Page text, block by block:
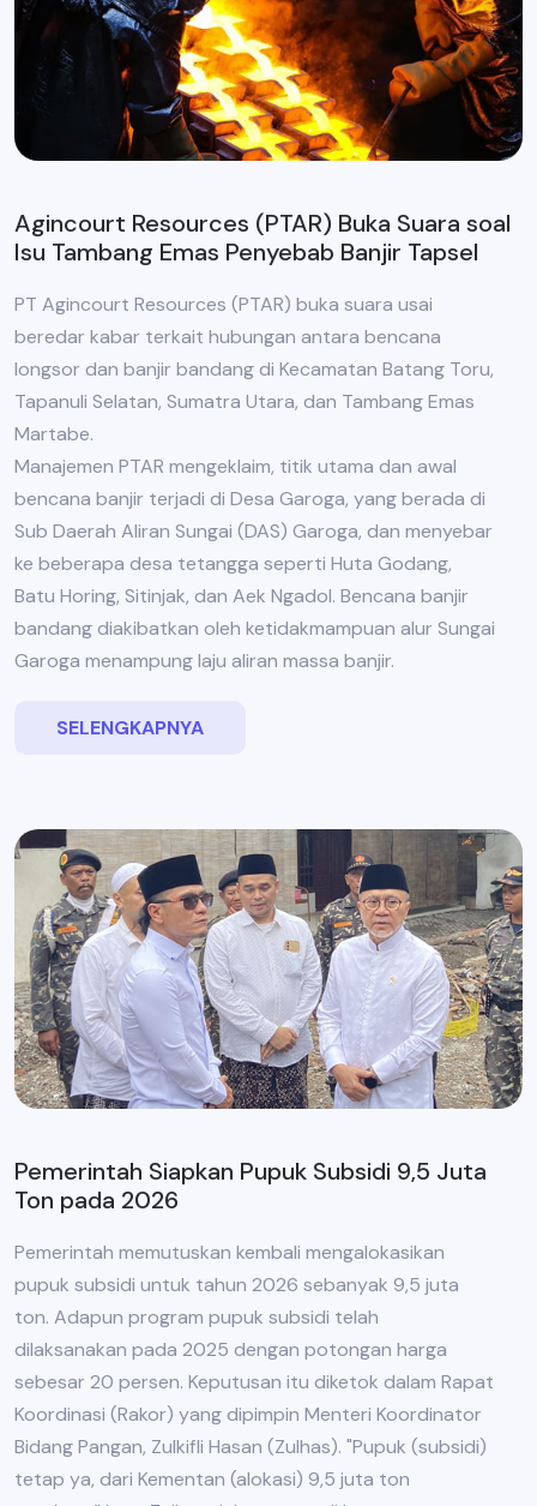
Agincourt Resources (PTAR) Buka Suara soal
Isu Tambang Emas Penyebab Banjir Tapsel
PT Agincourt Resources (PTAR) buka suara usai
beredar kabar terkait hubungan antara bencana
longsor dan banjir bandang di Kecamatan Batang Toru,
Tapanuli Selatan, Sumatra Utara, dan Tambang Emas
Martabe.
Manajemen PTAR mengeklaim, titik utama dan awal
bencana banjir terjadi di Desa Garoga, yang berada di
Sub Daerah Aliran Sungai (DAS) Garoga, dan menyebar
ke beberapa desa tetangga seperti Huta Godang,
Batu Horing, Sitinjak, dan Aek Ngadol. Bencana banjir
bandang diakibatkan oleh ketidakmampuan alur Sungai
Garoga menampung laju aliran massa banjir.
SELENGKAPNYA
Pemerintah Siapkan Pupuk Subsidi 9,5 Juta
Ton pada 2026
Pemerintah memutuskan kembali mengalokasikan
pupuk subsidi untuk tahun 2026 sebanyak 9,5 juta
ton. Adapun program pupuk subsidi telah
dilaksanakan pada 2025 dengan potongan harga
sebesar 20 persen. Keputusan itu diketok dalam Rapat
Koordinasi (Rakor) yang dipimpin Menteri Koordinator
Bidang Pangan, Zulkifli Hasan (Zulhas). "Pupuk (subsidi)
tetap ya, dari Kementan (alokasi) 9,5 juta ton